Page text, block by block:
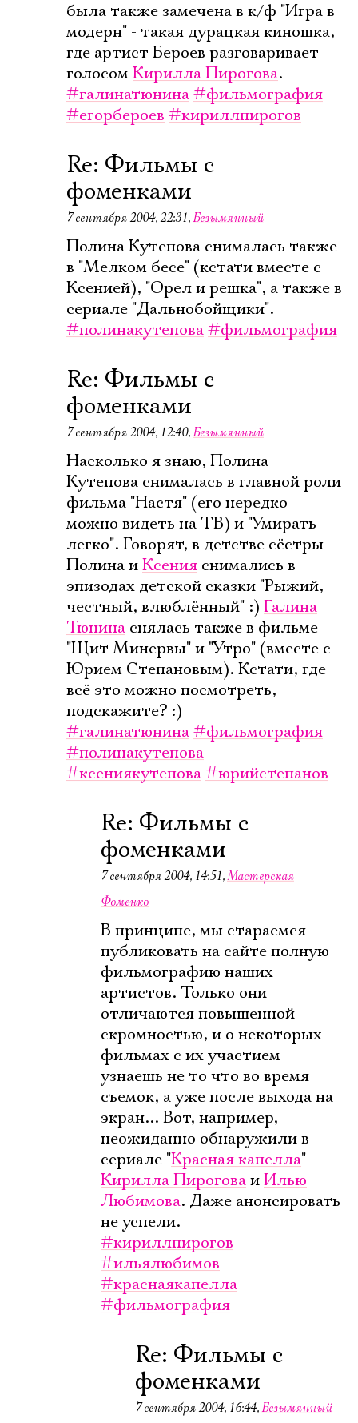
была также замечена в к/ф "Игра в
модерн" - такая дурацкая киношка,
где артист Бероев разговаривает
голосомКирилла Пирогова.
#галинатюнина#фильмография
#егорбероев #кириллпирогов
Re: Фильмы с
фоменками
7 сентября 2004, 22:31,Безымянный
Полина Кутепова снималась также
в "Мелком бесе" (кстати вместе с
Ксенией), "Орел и решка", а также в
сериале "Дальнобойщики".
#полинакутепова#фильмография
Re: Фильмы с
фоменками
7 сентября 2004, 12:40,Безымянный
Насколько я знаю, Полина
Кутепова снималась в главной роли
фильма "Настя" (его нередко
можно видеть на ТВ) и "Умирать
легко". Говорят, в детстве сёстры
Полина иКсения снимались в
эпизодах детской сказки "Рыжий,
честный, влюблённый" :) Галина
Тюнина снялась также в фильме
"Щит Минервы" и "Утро" (вместе с
Юрием Степановым). Кстати, где
всё это можно посмотреть,
подскажите? :)
#галинатюнина#фильмография
#полинакутепова
#ксениякутепова#юрийстепанов
Re: Фильмы с
фоменками
7 сентября 2004, 14:51,Мастерская
Фоменко
В принципе, мы стараемся
публиковать на сайте полную
фильмографию наших
артистов. Только они
отличаются повышенной
скромностью, и о некоторых
фильмах с их участием
узнаешь не то что во время
съемок, а уже после выхода на
экран... Вот, например,
неожиданно обнаружили в
сериале "Красная капелла"
Кирилла ПироговаиИлью
Любимова. Даже анонсировать
не успели.
#кириллпирогов
#ильялюбимов
#краснаякапелла
#фильмография
Re: Фильмы с
фоменками
7 сентября 2004, 16:44,Безымянный
Электропочта